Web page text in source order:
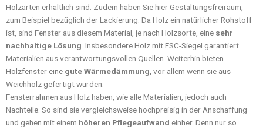
Holzarten erhältlich sind. Zudem haben Sie hier Gestaltungsfreiraum,
zum Beispiel bezüglich der Lackierung. Da Holz ein natürlicher Rohstoff
ist, sind Fenster aus diesem Material, je nach Holzsorte, eine sehr
nachhaltige Lösung . Insbesondere Holz mit FSC-Siegel garantiert
Materialien aus verantwortungsvollen Quellen. Weiterhin bieten
Holzfenster eine gute Wärmedämmung , vor allem wenn sie aus
Weichholz gefertigt wurden.
Fensterrahmen aus Holz haben, wie alle Materialien, jedoch auch
Nachteile. So sind sie vergleichsweise hochpreisig in der Anschaffung
und gehen mit einem höheren Pflegeaufwand einher. Denn nur so